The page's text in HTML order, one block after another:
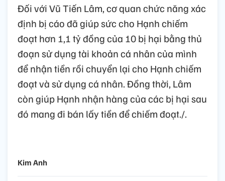
Đối với Vũ Tiến Lâm, cơ quan chức năng xác
định bị cáo đã giúp sức cho Hạnh chiếm
đoạt hơn 1,1 tỷ đồng của 10 bị hại bằng thủ
đoạn sử dụng tài khoản cá nhân của mình
để nhận tiền rồi chuyển lại cho Hạnh chiếm
đoạt và sử dụng cá nhân. Đồng thời, Lâm
còn giúp Hạnh nhận hàng của các bị hại sau
đó mang đi bán lấy tiền để chiếm đoạt./.
Kim Anh